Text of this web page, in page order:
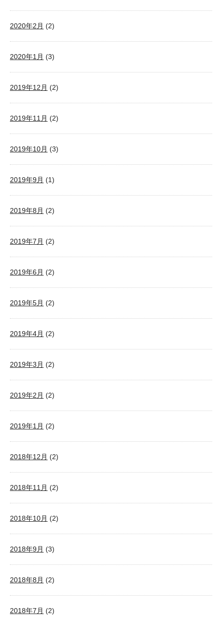
2020年2月 (2)
2020年1月 (3)
2019年12月 (2)
2019年11月 (2)
2019年10月 (3)
2019年9月 (1)
2019年8月 (2)
2019年7月 (2)
2019年6月 (2)
2019年5月 (2)
2019年4月 (2)
2019年3月 (2)
2019年2月 (2)
2019年1月 (2)
2018年12月 (2)
2018年11月 (2)
2018年10月 (2)
2018年9月 (3)
2018年8月 (2)
2018年7月 (2)